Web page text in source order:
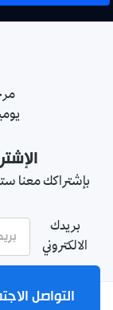
بإشتراكك معنا
بريدك
الالكتروني
التواصل